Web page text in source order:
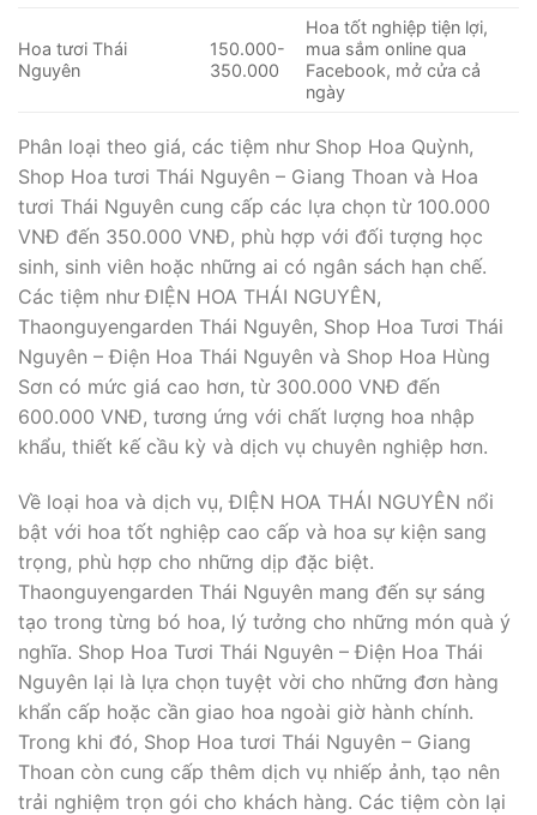
Hoa tươi Thái
Nguyên
150.000-
350.000
Hoa tốt nghiệp tiện lợi,
mua sắm online qua
Facebook, mở cửa cả
ngày
Phân loại theo giá, các tiệm như Shop Hoa Quỳnh,
Shop Hoa tươi Thái Nguyên – Giang Thoan và Hoa
tươi Thái Nguyên cung cấp các lựa chọn từ 100.000
VNĐ đến 350.000 VNĐ, phù hợp với đối tượng học
sinh, sinh viên hoặc những ai có ngân sách hạn chế.
Các tiệm như ĐIỆN HOA THÁI NGUYÊN,
Thaonguyengarden Thái Nguyên, Shop Hoa Tươi Thái
Nguyên – Điện Hoa Thái Nguyên và Shop Hoa Hùng
Sơn có mức giá cao hơn, từ 300.000 VNĐ đến
600.000 VNĐ, tương ứng với chất lượng hoa nhập
khẩu, thiết kế cầu kỳ và dịch vụ chuyên nghiệp hơn.
Về loại hoa và dịch vụ, ĐIỆN HOA THÁI NGUYÊN nổi
bật với hoa tốt nghiệp cao cấp và hoa sự kiện sang
trọng, phù hợp cho những dịp đặc biệt.
Thaonguyengarden Thái Nguyên mang đến sự sáng
tạo trong từng bó hoa, lý tưởng cho những món quà ý
nghĩa. Shop Hoa Tươi Thái Nguyên – Điện Hoa Thái
Nguyên lại là lựa chọn tuyệt vời cho những đơn hàng
khẩn cấp hoặc cần giao hoa ngoài giờ hành chính.
Trong khi đó, Shop Hoa tươi Thái Nguyên – Giang
Thoan còn cung cấp thêm dịch vụ nhiếp ảnh, tạo nên
trải nghiệm trọn gói cho khách hàng. Các tiệm còn lại